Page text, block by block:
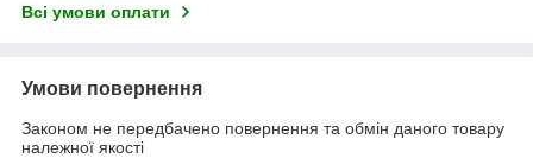
Всі умови оплати
Умови повернення
Законом не передбачено повернення та обмін даного товару
належної якості